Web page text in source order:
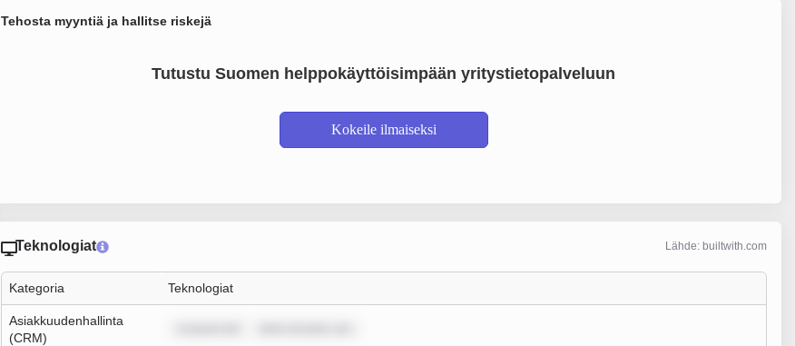
Tehosta myyntiä ja hallitse riskejä
Tutustu Suomen helppokäyttöisimpään yritystietopalveluun
Kokeile ilmaiseksi
Teknologiat Lähde: builtwith.com
Kategoria Teknologiat
Asiakkuudenhallinta
(CRM)